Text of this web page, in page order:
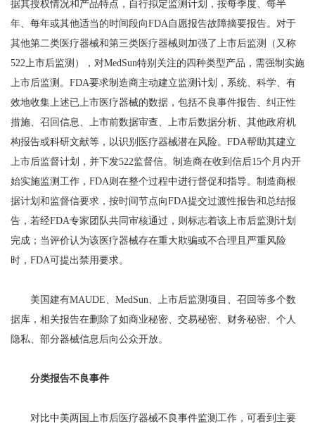
据其授权情况和产品特点，自行拟定监测计划，按每季度、每半
年、每年或其他适当的时间段向FDA自愿报告故障摘要报告。对于
其他第二类医疗器械和第三类医疗器械则加强了上市后监测（又称
522上市后监测），对MedSun特别关注的四种类型产品，需强制实施
上市后监测。FDA要求制造商主动建立监测计划，系统、科学、有
效地收集上述已上市医疗器械的数据，包括不良事件报告、纠正性
措施、召回信息、上市前数据审查、上市后数据分析、其他政府机
构报告或科研文献等，以识别医疗器械潜在风险。FDA帮助其建立
上市后监督计划，并下发522监督信。制造商在收到信后15个月内开
始实施监测工作，FDA则在整个过程中进行督促和指导。制造商根
据计划和监督信要求，按时间节点向FDA提交过渡性报告和总结报
告，若经FDA专家团队共同审核通过，则标志着该上市后监测计划
完成；当评价认为该医疗器械存在重大欺骗或不合理且严重风险
时，FDA可提出禁用要求。
美国建有MAUDE、MedSun、上市后监测项目、召回等多个数
据库，相关报告在删除了如商业秘密、交易秘密、财务秘密、个人
隐私、部分器械信息后向公众开放。
分类报告不良事件
对比中美两国上市后医疗器械不良事件监测工作，可看到主要